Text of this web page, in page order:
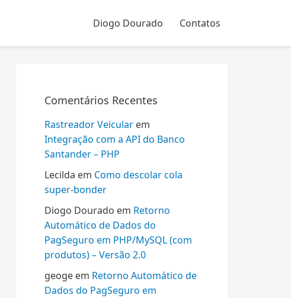
Diogo Dourado Contatos
Comentários Recentes
Rastreador Veicular em
Integração com a API do Banco
Santander – PHP
Lecilda em Como descolar cola
super-bonder
Diogo Dourado em Retorno
Automático de Dados do
PagSeguro em PHP/MySQL (com
produtos) – Versão 2.0
geoge em Retorno Automático de
Dados do PagSeguro em